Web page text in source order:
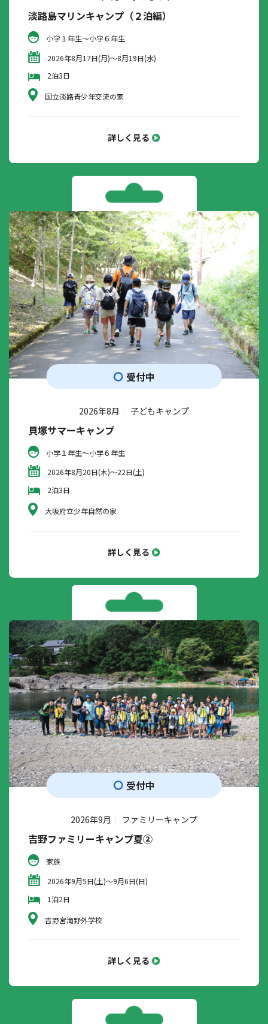
淡路島マリンキャンプ（２泊編）
小学１年生～小学６年生
2026年8月17日(月)～8月19日(水)
2泊3日
国立淡路青少年交流の家
詳しく見る
受付中
2026年8月 子どもキャンプ
貝塚サマーキャンプ
小学１年生～小学６年生
2026年8月20日(木)～22日(土)
2泊3日
大阪府立少年自然の家
詳しく見る
受付中
2026年9月 ファミリーキャンプ
吉野ファミリーキャンプ夏②
家族
2026年9月5日(土)～9月6日(日)
1泊2日
吉野宮滝野外学校
詳しく見る